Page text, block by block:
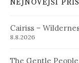
NEJNOVĚJŠÍ
Cairiss –
8.8.2026
The Gentle